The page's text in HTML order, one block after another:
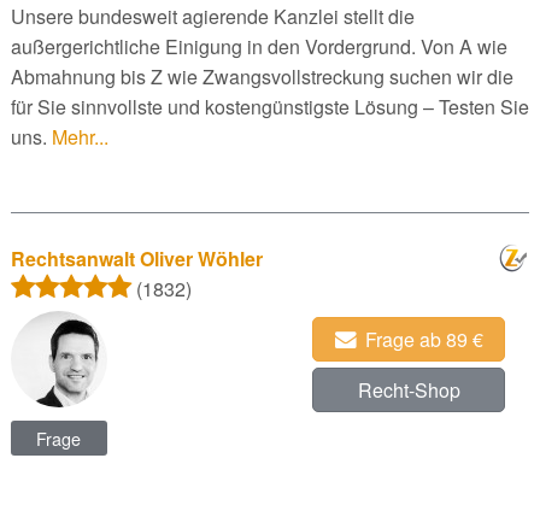
Unsere bundesweit agierende Kanzlei stellt die
außergerichtliche Einigung in den Vordergrund. Von A wie
Abmahnung bis Z wie Zwangsvollstreckung suchen wir die
für Sie sinnvollste und kostengünstigste Lösung – Testen Sie
uns. Mehr...
Rechtsanwalt Oliver Wöhler
(1832)
Frage
Frage ab 89 €
Recht-Shop